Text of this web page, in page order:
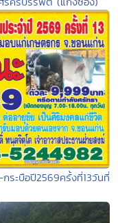
ะบือปี2569ครั้งที่13วันที่